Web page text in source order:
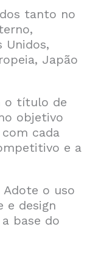
tanto no
Unidos,
Japão
o título de
objetivo
cada
e a
Adote o uso
e design
base do